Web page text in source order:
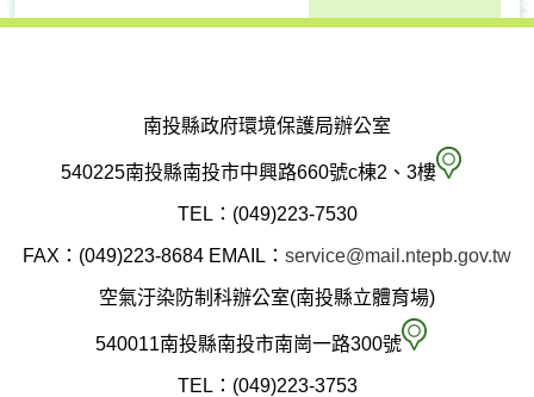
南投縣政府環境保護局辦公室
540225南投縣南投市中興路660號c棟2、3樓 南
縣
TEL：(049)223-7530
FAX：(049)223-8684 EMAIL： service@mail.ntepb.gov.tw
空氣汙染防制科辦公室(南投縣立體育場)
540011南投縣南投市南崗一路300號 空
TEL：(049)223-3753